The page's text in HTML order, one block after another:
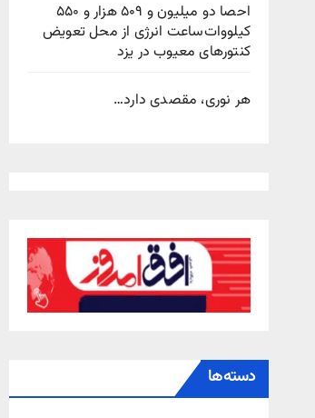
احصا دو میلیون و ۵۰۹ هزار و ۵۵۰
کیلووات‌ساعت انرژی از محل تعویض
کنتورهای معیوب در یزد
هر نوری، مقصدی دارد…
دسته‌ها